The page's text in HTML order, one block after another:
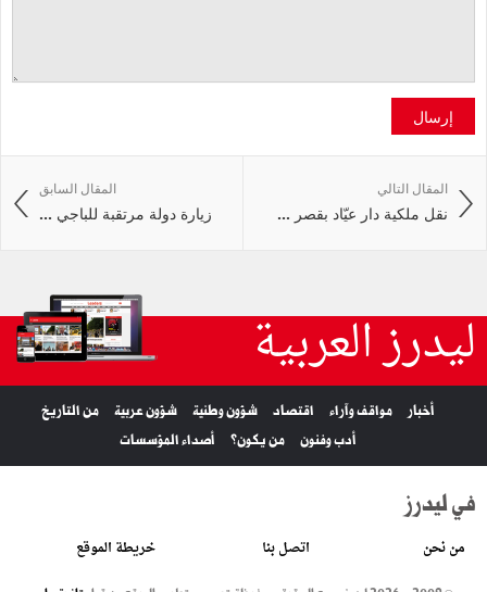
إرسال
المقال السابق
زيارة دولة مرتقبة للباجي ...
المقال التالي
نقل ملكية دار عيّاد بقصر ...
ليدرز العربية
أخبار مواقف وآراء اقتصاد شؤون وطنية شؤون عربية
من التاريخ
أدب وفنون
من يكون؟ أصداء المؤسسات
في ليدرز
من نحن اتصل بنا خريطة الموقع